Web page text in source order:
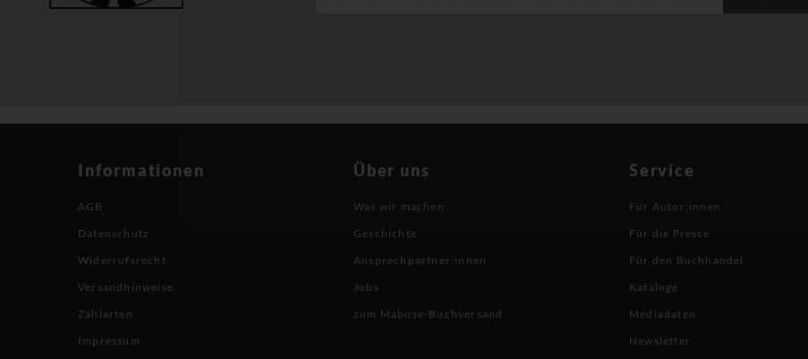
Informationen
AGB
Datenschutz
Widerrufsrecht
Versandhinweise
Zahlarten
Impressum
Über uns
Was wir machen
Geschichte
Ansprechpartner:innen
Jobs
zum Mabuse-Buchversand
Service
Für Autor:innen
Für die Presse
Für den Buchhandel
Kataloge
Mediadaten
Newsletter